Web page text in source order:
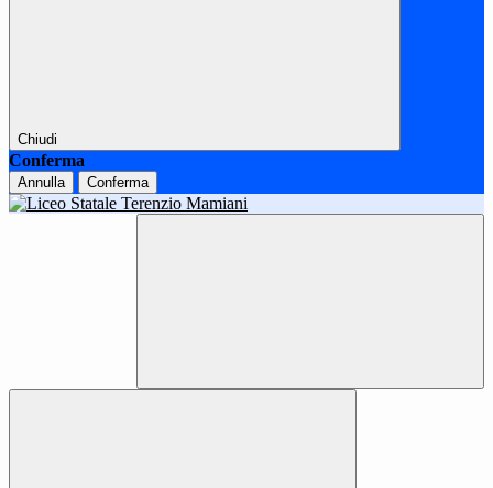
Chiudi
Conferma
Annulla Conferma